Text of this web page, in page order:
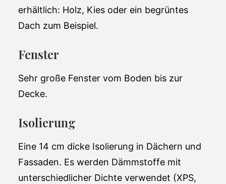
Gesamtwohnfläche:
68 m2
Anzahl der
Anzahl der Bäder:
Preis (ab):
erhältlich: Holz, Kies oder ein begrüntes
Dach zum Beispiel.
Fenster
Sehr große Fenster vom Boden bis zur
Decke.
Isolierung
Eine 14 cm dicke Isolierung in Dächern und
Fassaden. Es werden Dämmstoffe mit
unterschiedlicher Dichte verwendet (XPS,